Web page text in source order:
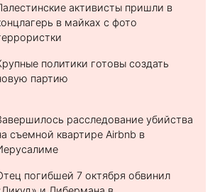
активисты пришли в
в майках с фото
политики готовы создать
партию
расследование убийства
съемной квартире Airbnb в
погибшей 7 октября обвинил